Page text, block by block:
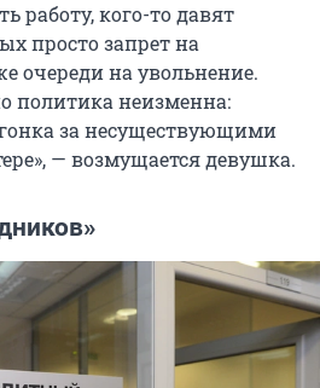
работу, кого-то давят
просто запрет на
очереди на увольнение.
политика неизменна:
за несуществующими
— возмущается девушка.